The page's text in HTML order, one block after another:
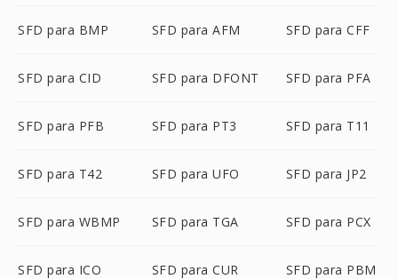
SFD para BMP SFD para AFM SFD para CFF
SFD para CID SFD para DFONT SFD para PFA
SFD para PFB SFD para PT3 SFD para T11
SFD para T42 SFD para UFO SFD para JP2
SFD para WBMP SFD para TGA SFD para PCX
SFD para ICO SFD para CUR SFD para PBM